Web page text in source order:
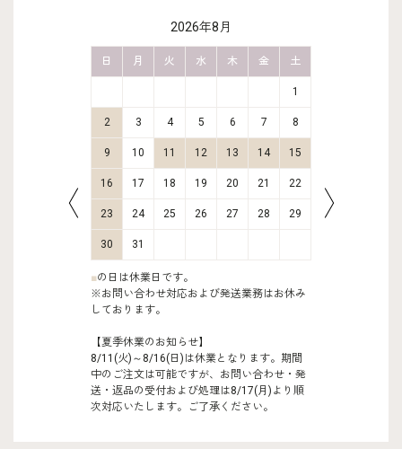
2026年8月
日 月 火 水 木 金 土
1
2 3 4 5 6 7 8
9 10 11 12 13 14 15
16 17 18 19 20 21 22
23 24 25 26 27 28 29
30 31
■の日は休業日です。
※お問い合わせ対応および発送業務はお休み
しております。
【夏季休業のお知らせ】
8/11(火)～8/16(日)は休業となります。期間
中のご注文は可能ですが、お問い合わせ・発
送・返品の受付および処理は8/17(月)より順
次対応いたします。ご了承ください。